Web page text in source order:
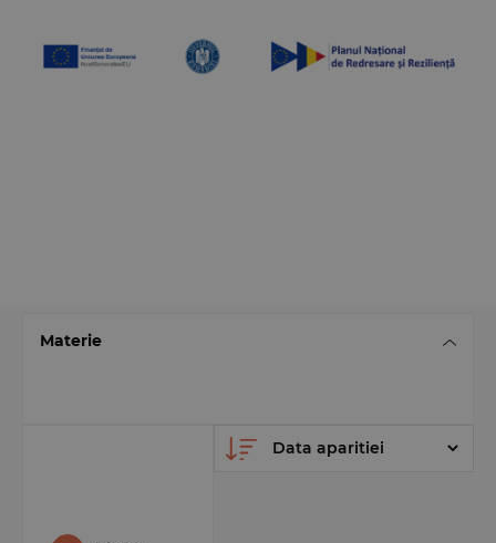
Materie